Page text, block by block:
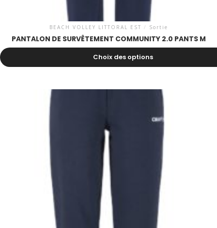
BEACH VOLLEY LITTORAL EST / Sortie
PANTALON DE SURVÊTEMENT COMMUNITY 2.0 PANTS M
30.00
Choix des options